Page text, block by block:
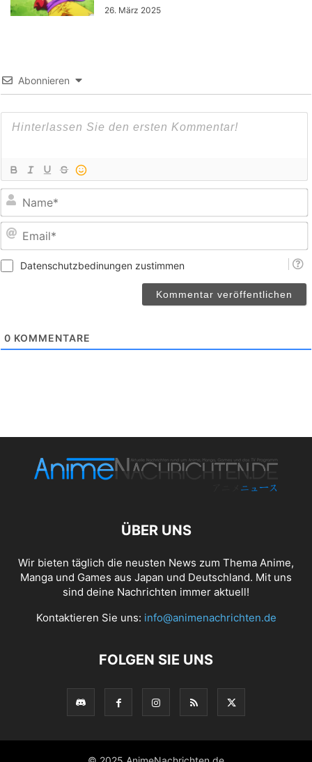
26. März 2025
Abonnieren
Datenschutzbedinungen zustimmen
0 KOMMENTARE
ÜBER UNS
Wir bieten täglich die neusten News zum Thema Anime,
Manga und Games aus Japan und Deutschland. Mit uns
sind deine Nachrichten immer aktuell!
Kontaktieren Sie uns: info@animenachrichten.de
FOLGEN SIE UNS